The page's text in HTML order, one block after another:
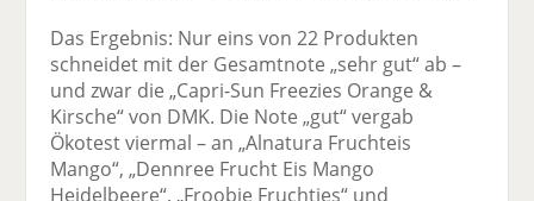
Das Ergebnis: Nur eins von 22 Produkten
schneidet mit der Gesamtnote „sehr gut“ ab –
und zwar die „Capri-Sun Freezies Orange &
Kirsche“ von DMK. Die Note „gut“ vergab
Ökotest viermal – an „Alnatura Fruchteis
Mango“, „Dennree Frucht Eis Mango
Heidelbeere“, „Froobie Fruchties“ und